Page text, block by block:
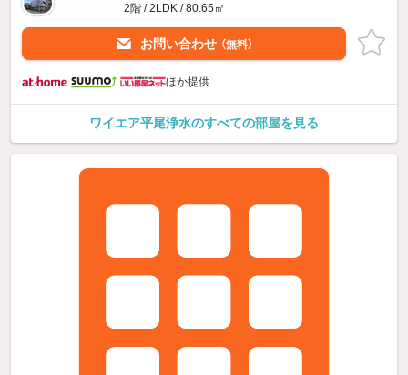
2階 / 2LDK / 80.65㎡
お問い合わせ （無料）
ほか提供
ワイエア平尾浄水のすべての部屋を見る